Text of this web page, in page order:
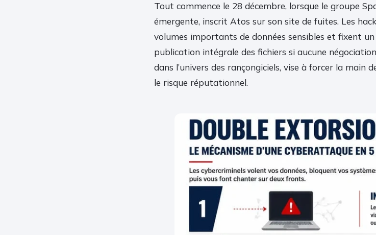
Tout commence le 28 décembre, lorsque le groupe
émergente, inscrit Atos sur son site de fuites. Les
volumes importants de données sensibles et fixent
publication intégrale des fichiers si aucune
dans l’univers des rançongiciels, vise à forcer la main
le risque réputationnel.